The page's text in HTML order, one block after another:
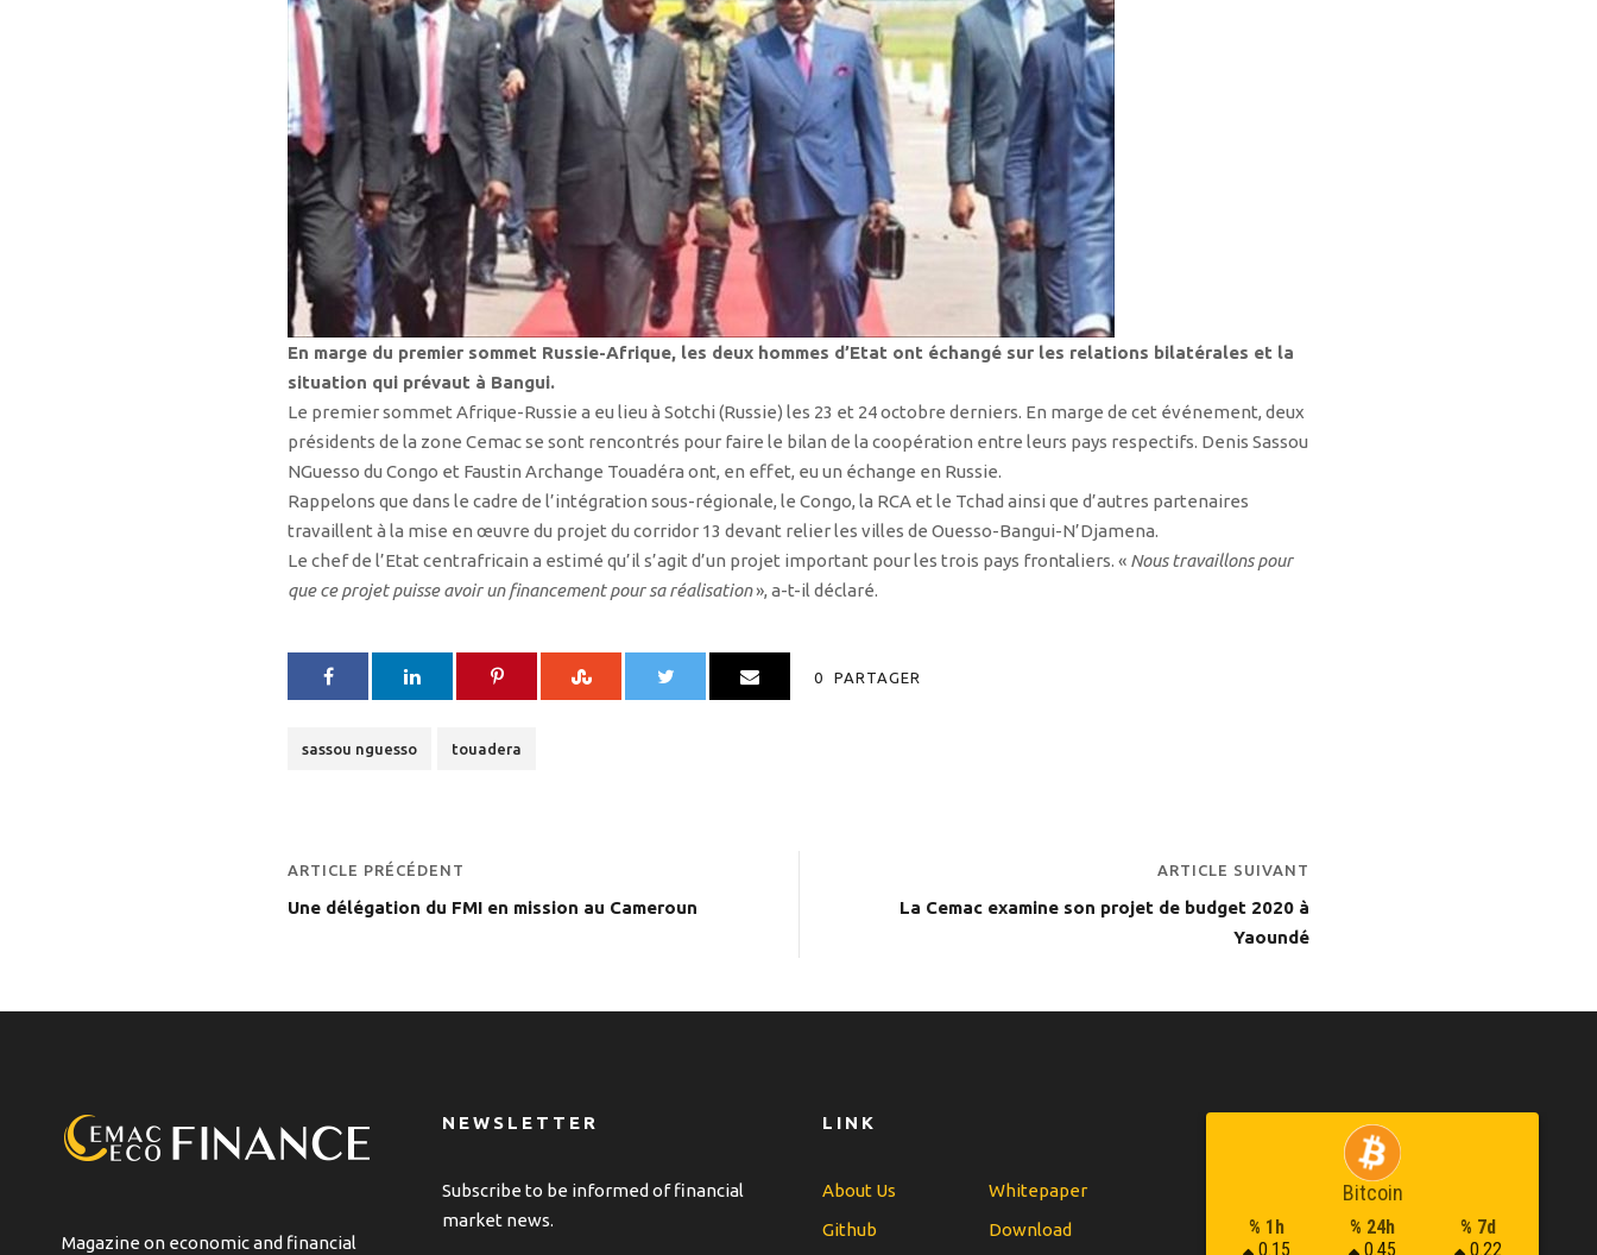
En marge du premier sommet Russie-Afrique, les deux hommes d’Etat ont échangé sur les relations bilatérales et la
situation qui prévaut à Bangui.
Le premier sommet Afrique-Russie a eu lieu à Sotchi (Russie) les 23 et 24 octobre derniers. En marge de cet événement, deux
présidents de la zone Cemac se sont rencontrés pour faire le bilan de la coopération entre leurs pays respectifs. Denis Sassou
NGuesso du Congo et Faustin Archange Touadéra ont, en effet, eu un échange en Russie.
Rappelons que dans le cadre de l’intégration sous-régionale, le Congo, la RCA et le Tchad ainsi que d’autres partenaires
travaillent à la mise en œuvre du projet du corridor 13 devant relier les villes de Ouesso-Bangui-N’Djamena.
Le chef de l’Etat centrafricain a estimé qu’il s’agit d’un projet important pour les trois pays frontaliers. « Nous travaillons pour
que ce projet puisse avoir un financement pour sa réalisation», a-t-il déclaré.
0 PARTAGER
sassou nguesso touadera
ARTICLE PRÉCÉDENT
Une délégation du FMI en mission au Cameroun
ARTICLE SUIVANT
La Cemac examine son projet de budget 2020 à
Yaoundé
Magazine on economic and financial
NEWSLETTER
Subscribe to be informed of financial
market news.
LINK
About Us
Whitepaper
Github
Download
Bitcoin
% 1h
0.15
% 24h
0.45
% 7d
0.22